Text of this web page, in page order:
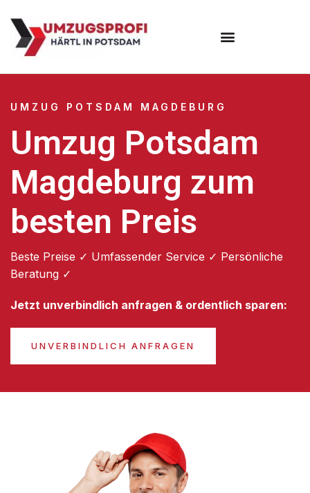
UMZUG POTSDAM MAGDEBURG
Umzug Potsdam
Magdeburg zum
besten Preis
Beste Preise ✓ Umfassender Service ✓ Persönliche
Beratung ✓
Jetzt unverbindlich anfragen & ordentlich sparen:
UNVERBINDLICH ANFRAGEN